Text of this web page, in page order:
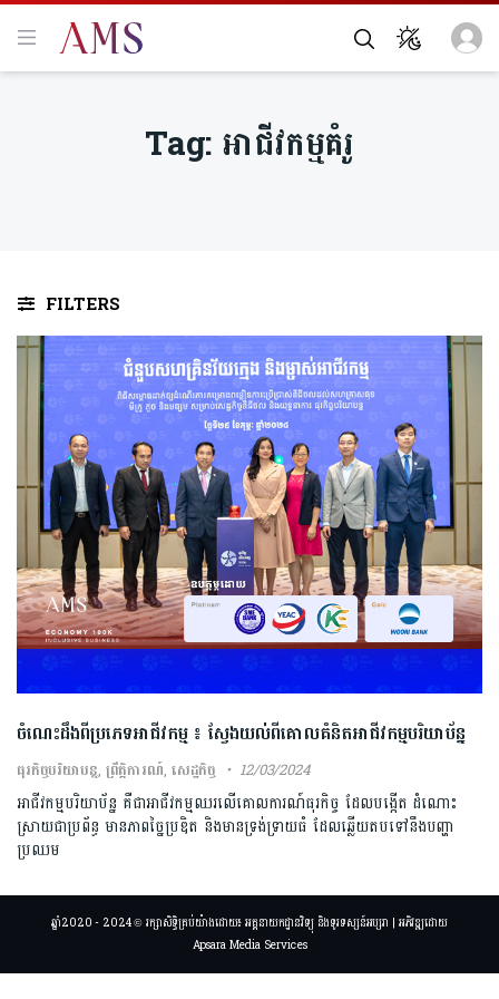
Tag:អាជីវកម្មគំរូ
FILTERS
ចំណេះដឹងពីប្រភេទអាជីវកម្ម ៖ ស្វែងយល់ពីគោលគំនិតអាជីវកម្មបរិយាប័ន្ន
ធុរកិច្ចបរិយាបន្ន, ព្រឹត្តិការណ៍, សេដ្ឋកិច្ច 12/03/2024
អាជីវកម្មបរិយាប័ន្ន គឺជាអាជីវកម្មឈរលើគោលការណ៍ធុរកិច្ច ដែលបង្កើត ដំណោះ
ស្រាយជាប្រព័ន្ធ មានភាពច្នៃប្រឌិត និងមានទ្រង់ទ្រាយធំ ដែលឆ្លើយតបទៅនឹងបញ្ហា
ប្រឈម
ឆ្នាំ2020 - 2024 © រក្សាសិទ្ធិគ្រប់យ៉ាងដោយ៖ អគ្គនាយកដ្ឋានវិទ្យុ និងទូរទស្សន៍អប្សរា | អភិវឌ្ឍដោយ
Apsara Media Services